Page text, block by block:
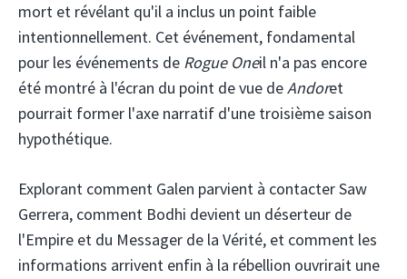
mort et révélant qu'il a inclus un point faible
intentionnellement. Cet événement, fondamental
pour les événements de Rogue Oneil n'a pas encore
été montré à l'écran du point de vue deAndoret
pourrait former l'axe narratif d'une troisième saison
hypothétique.
Explorant comment Galen parvient à contacter Saw
Gerrera, comment Bodhi devient un déserteur de
l'Empire et du Messager de la Vérité, et comment les
informations arrivent enfin à la rébellion ouvrirait une